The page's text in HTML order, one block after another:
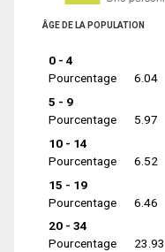
ÂGE DE LA POPULATION
0 - 4
Pourcentage
6.04
5 - 9
Pourcentage
5.97
10 - 14
Pourcentage
6.52
15 - 19
Pourcentage
6.46
20 - 34
Pourcentage
23.93